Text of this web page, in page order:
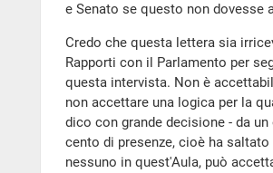
e Senato se questo non dovesse
Credo che questa lettera sia
Rapporti con il Parlamento per
questa intervista. Non è
non accettare una logica per la
dico con grande decisione - da
cento di presenze, cioè ha
nessuno in quest'Aula, può